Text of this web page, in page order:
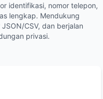
identifikasi, nomor telepon,
lengkap. Mendukung
CSV, dan berjalan
privasi.